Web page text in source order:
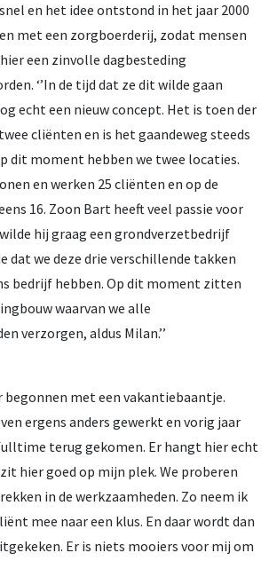
en het idee ontstond in het jaar 2000
met een zorgboerderij, zodat mensen
een zinvolle dagbesteding
‘’In de tijd dat ze dit wilde gaan
echt een nieuw concept. Het is toen der
cliënten en is het gaandeweg steeds
dit moment hebben we twee locaties.
en werken 25 cliënten en op de
16. Zoon Bart heeft veel passie voor
hij graag een grondverzetbedrijf
dat we deze drie verschillende takken
bedrijf hebben. Op dit moment zitten
waarvan we alle
verzorgen, aldus Milan.’’
begonnen met een vakantiebaantje.
ergens anders gewerkt en vorig jaar
terug gekomen. Er hangt hier echt
hier goed op mijn plek. We proberen
in de werkzaamheden. Zo neem ik
mee naar een klus. En daar wordt dan
Er is niets mooiers voor mij om